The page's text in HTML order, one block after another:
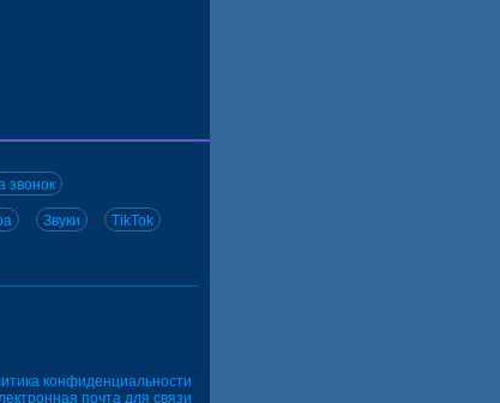
звонок
Звуки TikTok
конфиденциальности
почта для связи